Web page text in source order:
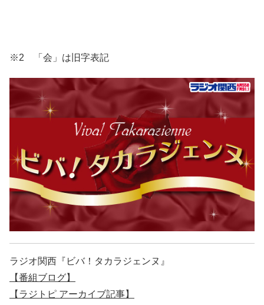
※2 「会」は旧字表記
ラジオ関西『ビバ！タカラジェンヌ』
【番組ブログ】
【ラジトピ アーカイブ記事】